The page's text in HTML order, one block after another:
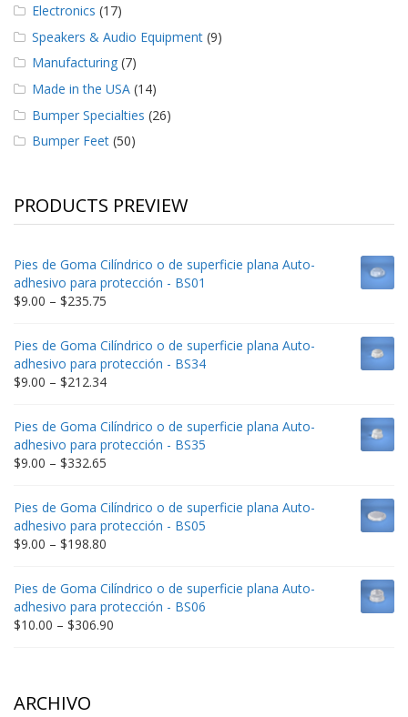
Electronics (17)
Speakers & Audio Equipment (9)
Manufacturing (7)
Made in the USA (14)
Bumper Specialties (26)
Bumper Feet (50)
PRODUCTS PREVIEW
Pies de Goma Cilíndrico o de superficie plana Auto-
adhesivo para protección - BS01
$9.00 – $235.75
$9.00
through
$235.75
Pies de Goma Cilíndrico o de superficie plana Auto-
adhesivo para protección - BS34
$9.00 – $212.34Price
$9.00
through
$212.34
Pies de Goma Cilíndrico o de superficie plana Auto-
adhesivo para protección - BS35
$9.00 – $332.65
$9.00
through
$332.65
Pies de Goma Cilíndrico o de superficie plana Auto-
adhesivo para protección - BS05
$9.00 – $198.80
$9.00
through
$198.80
Pies de Goma Cilíndrico o de superficie plana Auto-
adhesivo para protección - BS06
$10.00 – $306.90
ARCHIVO